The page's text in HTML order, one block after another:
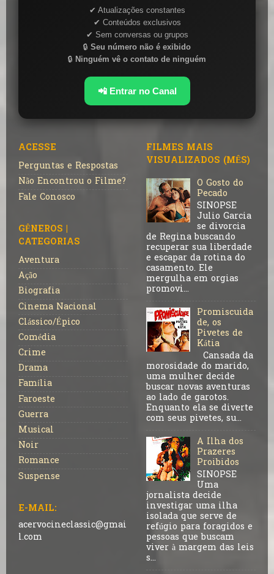
✔ Atualizações constantes
✔ Conteúdos exclusivos
✔ Sem conversas ou grupos
🔒 Seu número não é exibido
🔒 Ninguém vê o contato de ninguém
📲 Entrar no Canal
ACESSE
Perguntas e Respostas
Não Encontrou o Filme?
Fale Conosco
GÊNEROS |
CATEGORIAS
Aventura
Ação
Biografia
Cinema Nacional
Clássico/Épico
Comédia
Crime
Drama
Família
Faroeste
Guerra
Musical
Noir
Romance
Suspense
E-MAIL:
acervocineclassic@gmai
l.com
FILMES MAIS
VISUALIZADOS (MÊS)
O Gosto do
Pecado
SINOPSE
Julio Garcia
se divorcia
de Regina buscando
recuperar sua liberdade
e escapar da rotina do
casamento. Ele
mergulha em orgias
promovi...
Promiscuida
de, os
Pivetes de
Kátia
Cansada da
morosidade do marido,
uma mulher decide
buscar novas aventuras
ao lado de garotos.
Enquanto ela se diverte
com seus pivetes, su...
A Ilha dos
Prazeres
Proibidos
SINOPSE
Uma
jornalista decide
investigar uma ilha
isolada que serve de
refúgio para foragidos e
pessoas que buscam
viver à margem das leis
s...